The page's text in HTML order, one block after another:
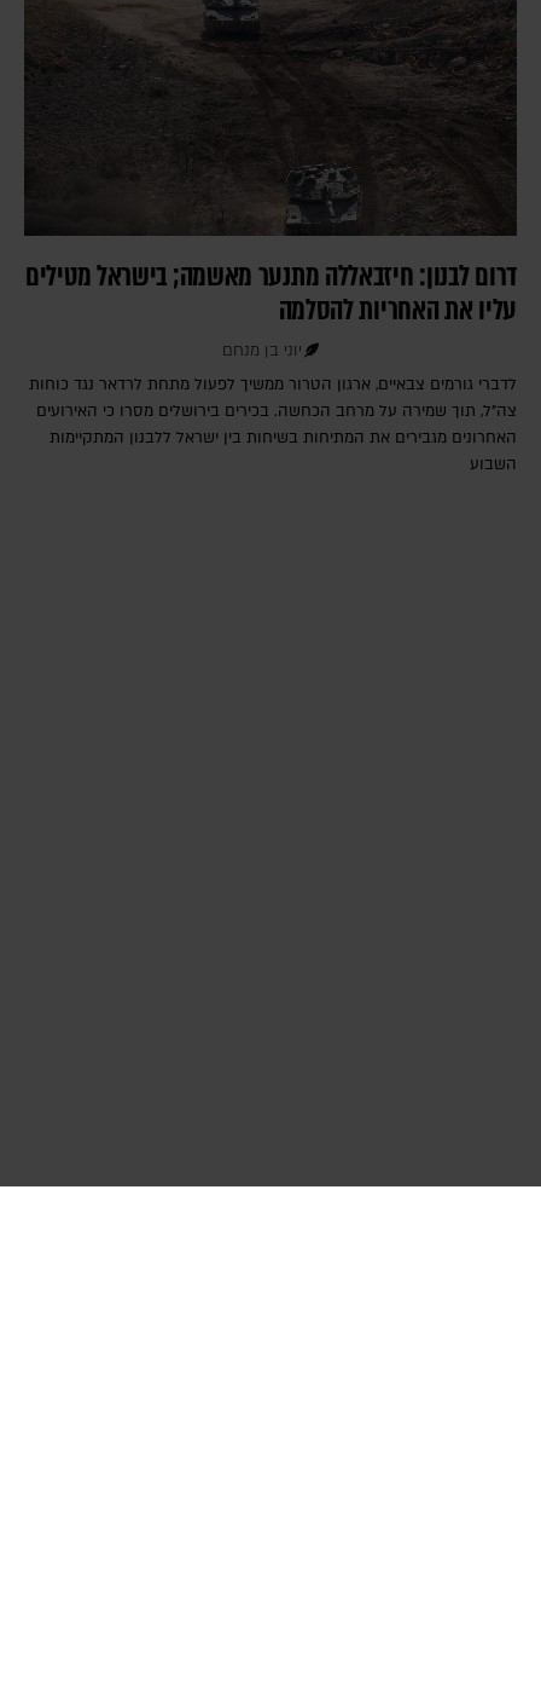
דרום לבנון: חיזבאללה מתנער מאשמה; בישראל מטילים
עליו את האחריות להסלמה
יוני בן מנחם
לדברי גורמים צבאיים, ארגון הטרור ממשיך לפעול מתחת לרדאר נגד כוחות
צה"ל, תוך שמירה על מרחב הכחשה. בכירים בירושלים מסרו כי האירועים
האחרונים מגבירים את המתיחות בשיחות בין ישראל ללבנון המתקיימות
השבוע